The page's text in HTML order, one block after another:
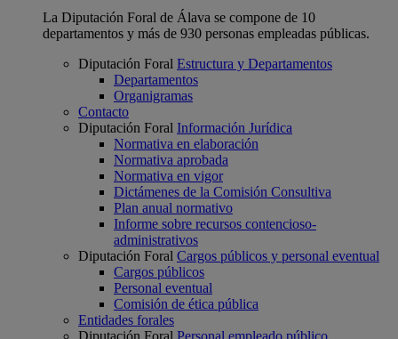
La Diputación Foral de Álava se compone de 10
departamentos y más de 930 personas empleadas públicas.
Diputación Foral Estructura y Departamentos
Departamentos
Organigramas
Contacto
Diputación Foral Información Jurídica
Normativa en elaboración
Normativa aprobada
Normativa en vigor
Dictámenes de la Comisión Consultiva
Plan anual normativo
Informe sobre recursos contencioso-
administrativos
Diputación Foral Cargos públicos y personal eventual
Cargos públicos
Personal eventual
Comisión de ética pública
Entidades forales
Diputación Foral Personal empleado público